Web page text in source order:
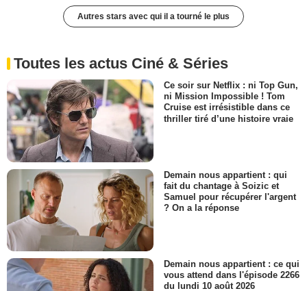
Autres stars avec qui il a tourné le plus
Toutes les actus Ciné & Séries
Ce soir sur Netflix : ni Top Gun,
ni Mission Impossible ! Tom
Cruise est irrésistible dans ce
thriller tiré d’une histoire vraie
Demain nous appartient : qui
fait du chantage à Soizic et
Samuel pour récupérer l'argent
? On a la réponse
Demain nous appartient : ce qui
vous attend dans l'épisode 2266
du lundi 10 août 2026